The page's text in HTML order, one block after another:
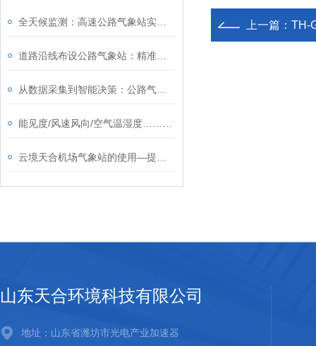
上一篇： TH-
山东天合环境科技有限公司
地址：山东省潍坊市光电产业加速器